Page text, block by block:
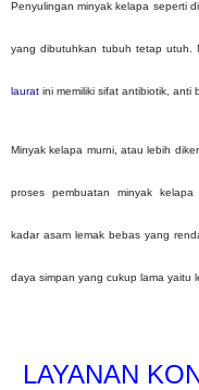
Penyulingan minyak kelapa seperti
yang dibutuhkan tubuh tetap utuh.
laurat ini memiliki sifat antibiotik, anti
Minyak kelapa murni, atau lebih
proses pembuatan minyak
kadar asam lemak bebas yang
daya simpan yang cukup lama yaitu
LAYANAN